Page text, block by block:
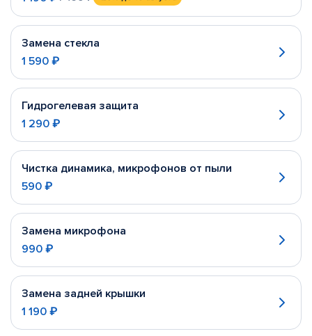
Замена стекла
1 590 ₽
Гидрогелевая защита
1 290 ₽
Чистка динамика, микрофонов от пыли
590 ₽
Замена микрофона
990 ₽
Замена задней крышки
1 190 ₽